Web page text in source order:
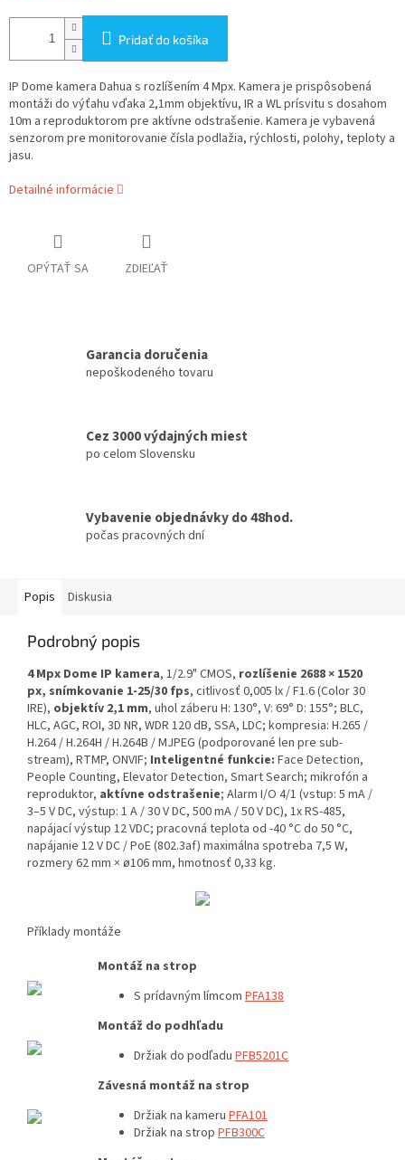
Pridať do košíka
IP Dome kamera Dahua s rozlíšením 4 Mpx. Kamera je prispôsobená
montáži do výťahu vďaka 2,1mm objektívu, IR a WL prísvitu s dosahom
10m a reproduktorom pre aktívne odstrašenie. Kamera je vybavená
senzorom pre monitorovanie čísla podlažia, rýchlosti, polohy, teploty a
jasu.
Detailné informácie
OPÝTAŤ SA ZDIEĽAŤ
Garancia doručenia
nepoškodeného tovaru
Cez 3000 výdajných miest
po celom Slovensku
Vybavenie objednávky do 48hod.
počas pracovných dní
Popis Diskusia
Podrobný popis
4 Mpx Dome IP kamera, 1/2.9" CMOS, rozlíšenie 2688 × 1520
px, snímkovanie 1-25/30 fps, citlivosť 0,005 lx / F1.6 (Color 30
IRE), objektív 2,1 mm, uhol záberu H: 130°, V: 69° D: 155°; BLC,
HLC, AGC, ROI, 3D NR, WDR 120 dB, SSA, LDC; kompresia: H.265 /
H.264 / H.264H / H.264B / MJPEG (podporované len pre sub-
stream), RTMP, ONVIF; Inteligentné funkcie: Face Detection,
People Counting, Elevator Detection, Smart Search; mikrofón a
reproduktor, aktívne odstrašenie; Alarm I/O 4/1 (vstup: 5 mA /
3–5 V DC, výstup: 1 A / 30 V DC, 500 mA / 50 V DC), 1x RS-485,
napájací výstup 12 VDC; pracovná teplota od -40 °C do 50 °C,
napájanie 12 V DC / PoE (802.3af) maximálna spotreba 7,5 W,
rozmery 62 mm × ø106 mm, hmotnosť 0,33 kg.
Příklady montáže
Montáž na strop
S prídavným límcom PFA138
Montáž do podhľadu
Držiak do podľadu PFB5201C
Závesná montáž na strop
Držiak na kameru PFA101
Držiak na strop PFB300C